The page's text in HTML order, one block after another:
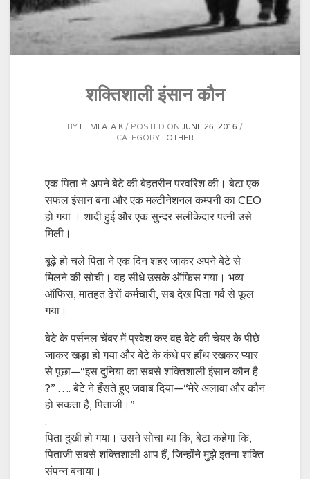
शक्तिशाली इंसान कौन
BY HEMLATA K POSTED ON JUNE 26, 2016
CATEGORY : OTHER
एक पिता ने अपने बेटे की बेहतरीन परवरिश की। बेटा एक
सफल इंसान बना और एक मल्टीनेशनल कम्पनी का CEO
हो गया । शादी हुई और एक सुन्दर सलीकेदार पत्नी उसे
मिली।
बूढ़े हो चले पिता ने एक दिन शहर जाकर अपने बेटे से
मिलने की सोची। वह सीधे उसके ऑफिस गया। भव्य
ऑफिस, मातहत ढेरों कर्मचारी, सब देख पिता गर्व से फूल
गया।
बेटे के पर्सनल चेंबर में प्रवेश कर वह बेटे की चेयर के पीछे
जाकर खड़ा हो गया और बेटे के कंधे पर हाँथ रखकर प्यार
से पूछा—“इस दुनिया का सबसे शक्तिशाली इंसान कौन है
?” …. बेटे ने हँसते हुए जवाब दिया—“मेरे अलावा और कौन
हो सकता है, पिताजी।”
.
पिता दुखी हो गया। उसने सोचा था कि, बेटा कहेगा कि,
पिताजी सबसे शक्तिशाली आप हैं, जिन्होंने मुझे इतना शक्ति
संपन्न बनाया।